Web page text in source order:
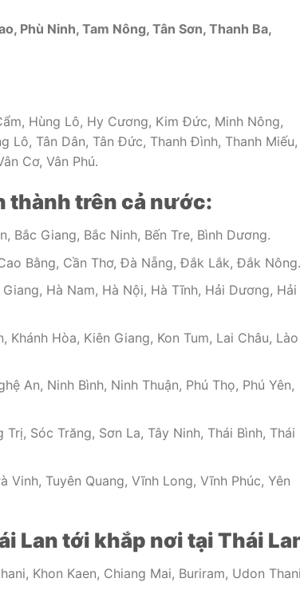
Phù Ninh, Tam Nông, Tân Sơn, Thanh Ba,
Hùng Lô, Hy Cương, Kim Đức, Minh Nông,
Lô, Tân Dân, Tân Đức, Thanh Đình, Thanh Miếu,
Cơ, Vân Phú.
thành trên cả nước:
Bắc Giang, Bắc Ninh, Bến Tre, Bình Dương.
Bằng, Cần Thơ, Đà Nẵng, Đắk Lắk, Đắk Nông.
Hà Nam, Hà Nội, Hà Tĩnh, Hải Dương, Hải
Hòa, Kiên Giang, Kon Tum, Lai Châu, Lào
An, Ninh Bình, Ninh Thuận, Phú Thọ, Phú Yên,
Sóc Trăng, Sơn La, Tây Ninh, Thái Bình, Thái
Vinh, Tuyên Quang, Vĩnh Long, Vĩnh Phúc, Yên
Lan tới khắp nơi tại Thái
Khon Kaen, Chiang Mai, Buriram, Udon